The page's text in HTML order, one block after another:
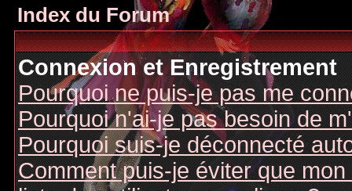
Index du Forum
Connexion et Enregistrement
Pourquoi ne puis-je pas me
Pourquoi n'ai-je pas besoin de
Pourquoi suis-je déconnecté
Comment puis-je éviter que